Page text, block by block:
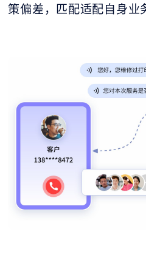
策偏差，匹配适配自身业